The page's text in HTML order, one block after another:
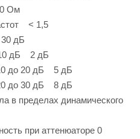
Ом
< 1,5
дБ
10 дБ 2 дБ
до 20 дБ 5 дБ
до 30 дБ 8 дБ
в пределах динамического
при аттенюаторе 0